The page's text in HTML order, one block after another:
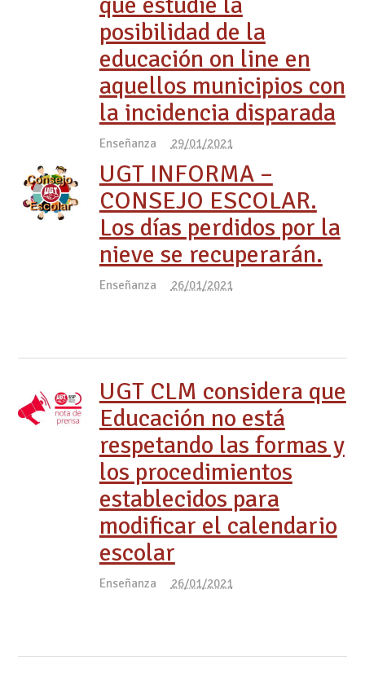
posibilidad de la
educación on line en
aquellos municipios con
la incidencia disparada
Enseñanza 29/01/2021
UGT INFORMA –
CONSEJO ESCOLAR.
Los días perdidos por la
nieve se recuperarán.
Enseñanza 26/01/2021
UGT CLM considera que
Educación no está
respetando las formas y
los procedimientos
establecidos para
modificar el calendario
escolar
Enseñanza 26/01/2021